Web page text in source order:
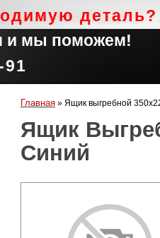
деталь?
и мы поможем!
91
Главная » Ящик выгребной
Ящик
Синий